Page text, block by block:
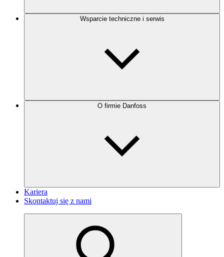
Wsparcie techniczne i serwis
O firmie Danfoss
Kariera
Skontaktuj się z nami